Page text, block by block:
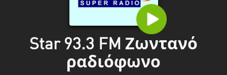
Θράκη
Star 93.3 FM Ζωντανό
ραδιόφωνο